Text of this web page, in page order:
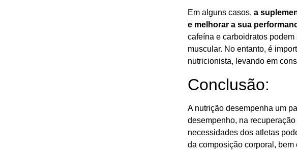
Em alguns casos, a
e melhorar a sua
cafeína e carboidratos
muscular. No entanto, é
nutricionista, levando em
Conclusão:
A nutrição desempenha um
desempenho, na
necessidades dos atletas
da composição corporal,